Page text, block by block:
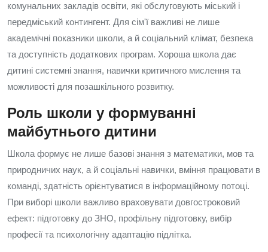
комунальних закладів освіти, які обслуговують міський і
передміський контингент. Для сім'ї важливі не лише
академічні показники школи, а й соціальний клімат, безпека
та доступність додаткових програм. Хороша школа дає
дитині системні знання, навички критичного мислення та
можливості для позашкільного розвитку.
Роль школи у формуванні
майбутнього дитини
Школа формує не лише базові знання з математики, мов та
природничих наук, а й соціальні навички, вміння працювати в
команді, здатність орієнтуватися в інформаційному потоці.
При виборі школи важливо враховувати довгостроковий
ефект: підготовку до ЗНО, профільну підготовку, вибір
професії та психологічну адаптацію підлітка.